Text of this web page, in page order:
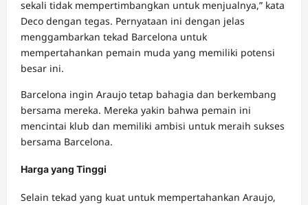
sekali tidak mempertimbangkan untuk menjualnya,” kata
Deco dengan tegas. Pernyataan ini dengan jelas
menggambarkan tekad Barcelona untuk
mempertahankan pemain muda yang memiliki potensi
besar ini.
Barcelona ingin Araujo tetap bahagia dan berkembang
bersama mereka. Mereka yakin bahwa pemain ini
mencintai klub dan memiliki ambisi untuk meraih sukses
bersama Barcelona.
Harga yang Tinggi
Selain tekad yang kuat untuk mempertahankan Araujo,